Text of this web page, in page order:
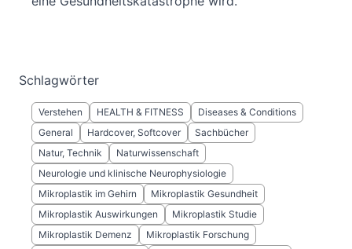
Schlagwörter
Verstehen HEALTH & FITNESS
Diseases & Conditions
General
Hardcover, Softcover
Sachbücher
Natur, Technik
Naturwissenschaft
Neurologie und klinische Neurophysiologie
Mikroplastik im Gehirn
Mikroplastik Gesundheit
Mikroplastik Auswirkungen
Mikroplastik Studie
Mikroplastik Demenz
Mikroplastik Forschung